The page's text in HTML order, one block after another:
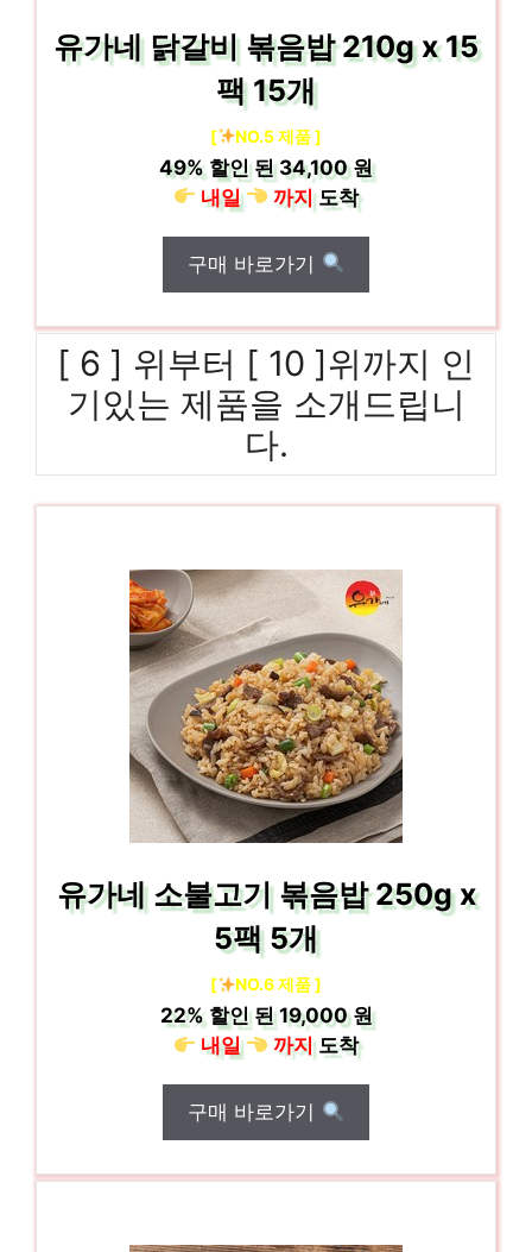
유가네 닭갈비 볶음밥 210g x 15
팩 15개
[ NO.5 제품 ]
49% 할인 된34,100 원
내일
까지도착
구매 바로가기
[ 6 ] 위부터 [ 10 ]위까지 인
기있는 제품을 소개드립니
다.
유가네 소불고기 볶음밥 250g x
5팩 5개
[ NO.6 제품 ]
22%할인 된19,000 원
내일
까지도착
구매 바로가기